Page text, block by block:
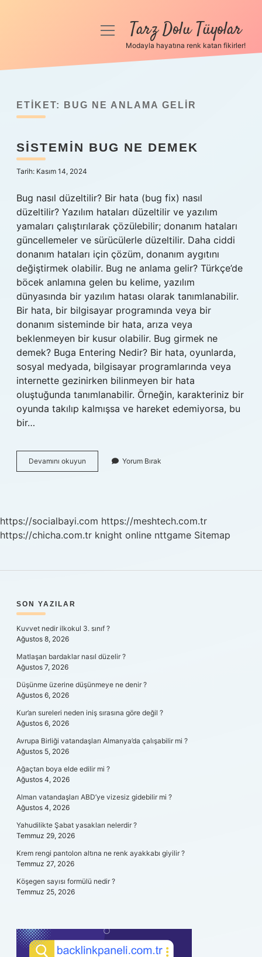
Anasayfa
Yasal Uyarı
Hakkımızda
menüyüTarz Dolu Tüyolar
Modayla hayatına renk katan fikirler!
ETIKET: BUG NE ANLAMA GELIR
SISTEMIN BUG NE DEMEK
Tarih: Kasım 14, 2024
Bug nasıl düzeltilir? Bir hata (bug fix) nasıl
düzeltilir? Yazılım hataları düzeltilir ve yazılım
yamaları çalıştırılarak çözülebilir; donanım hataları
güncellemeler ve sürücülerle düzeltilir. Daha ciddi
donanım hataları için çözüm, donanım aygıtını
değiştirmek olabilir. Bug ne anlama gelir? Türkçe’de
böcek anlamına gelen bu kelime, yazılım
dünyasında bir yazılım hatası olarak tanımlanabilir.
Bir hata, bir bilgisayar programında veya bir
donanım sisteminde bir hata, arıza veya
beklenmeyen bir kusur olabilir. Bug girmek ne
demek? Buga Entering Nedir? Bir hata, oyunlarda,
sosyal medyada, bilgisayar programlarında veya
internette gezinirken bilinmeyen bir hata
oluştuğunda tanımlanabilir. Örneğin, karakteriniz bir
oyunda takılıp kalmışsa ve hareket edemiyorsa, bu
bir…
Devamını okuyun Sistemin
Bug
Yorum Bırak
https://socialbayi.com https://meshtech.com.tr
https://chicha.com.tr knight online nttgame Sitemap
SIDEBAR
SON YAZILAR
Kuvvet nedir ilkokul 3. sınıf ?
Ağustos 8, 2026
Matlaşan bardaklar nasıl düzelir ?
Ağustos 7, 2026
Düşünme üzerine düşünmeye ne denir ?
Ağustos 6, 2026
Kur’an sureleri neden iniş sırasına göre değil ?
Ağustos 6, 2026
Avrupa Birliği vatandaşları Almanya’da çalışabilir mi ?
Ağustos 5, 2026
Ağaçtan boya elde edilir mi ?
Ağustos 4, 2026
Alman vatandaşları ABD’ye vizesiz gidebilir mi ?
Ağustos 4, 2026
Yahudilikte Şabat yasakları nelerdir ?
Temmuz 29, 2026
Krem rengi pantolon altına ne renk ayakkabı giyilir ?
Temmuz 27, 2026
Köşegen sayısı formülü nedir ?
Temmuz 25, 2026